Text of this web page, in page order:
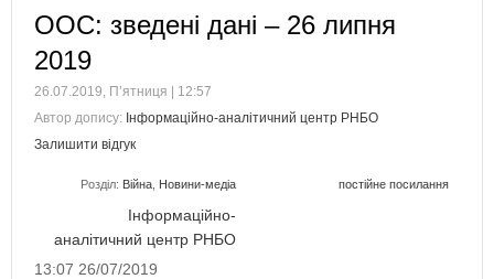
ООС: зведені дані – 26 липня
2019
26.07.2019, П’ятниця | 12:57
Автор допису: Інформаційно-аналітичний центр РНБО
Залишити відгук
Розділ: Війна Новини-медіа постійне посилання
Інформаційно-
аналітичний центр РНБО
13:07 26/07/2019